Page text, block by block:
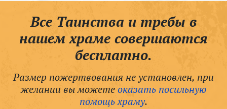
Все Таинства и требы в
нашем храме совершаются
бесплатно.
Размер пожертвования не установлен, при
желании вы можетеоказать посильную
помощь храму.